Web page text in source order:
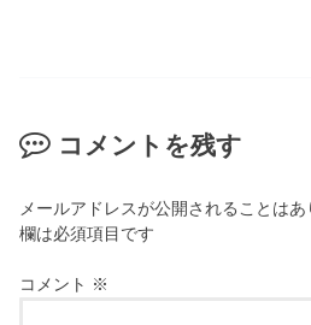
コメントを残す
メールアドレスが公開されることはあ
欄は必須項目です
コメント ※